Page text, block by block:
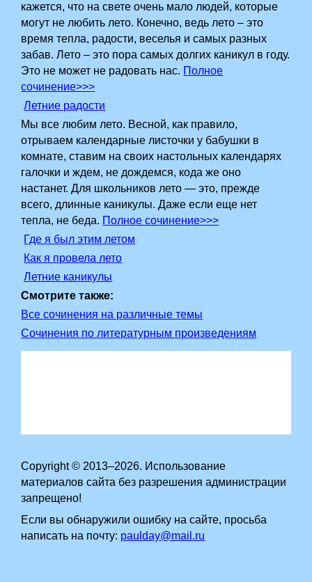
кажется, что на свете очень мало людей, которые
могут не любить лето. Конечно, ведь лето – это
время тепла, радости, веселья и самых разных
забав. Лето – это пора самых долгих каникул в году.
Это не может не радовать нас. Полное
сочинение>>>
Летние радости
Мы все любим лето. Весной, как правило,
отрываем календарные листочки у бабушки в
комнате, ставим на своих­ настольных календарях
галочки и ждем, не дождемся, кода же оно
настанет. Для школьников лето — это, прежде
всего, длинные каникулы. Даже если еще нет
тепла, не беда. Полное сочинение>>>
Где я был этим летом
Как я провела лето
Летние каникулы
Смотрите также:
Все сочинения на различные темы
Сочинения по литературным произведениям
Copyright © 2013–2026. Использование
материалов сайта без разрешения администрации
запрещено!
Если вы обнаружили ошибку на сайте, просьба
написать на почту: paulday@mail.ru